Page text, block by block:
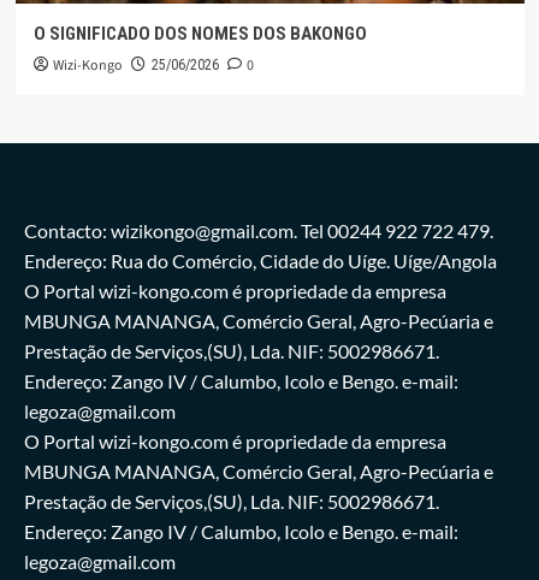
O SIGNIFICADO DOS NOMES DOS BAKONGO
Wizi-Kongo 25/06/2026 0
Contacto: wizikongo@gmail.com. Tel 00244 922 722 479.
Endereço: Rua do Comércio, Cidade do Uíge. Uíge/Angola
O Portal wizi-kongo.com é propriedade da empresa
MBUNGA MANANGA, Comércio Geral, Agro-Pecúaria e
Prestação de Serviços,(SU), Lda. NIF: 5002986671.
Endereço: Zango IV / Calumbo, Icolo e Bengo. e-mail:
legoza@gmail.com
O Portal wizi-kongo.com é propriedade da empresa
MBUNGA MANANGA, Comércio Geral, Agro-Pecúaria e
Prestação de Serviços,(SU), Lda. NIF: 5002986671.
Endereço: Zango IV / Calumbo, Icolo e Bengo. e-mail:
legoza@gmail.com